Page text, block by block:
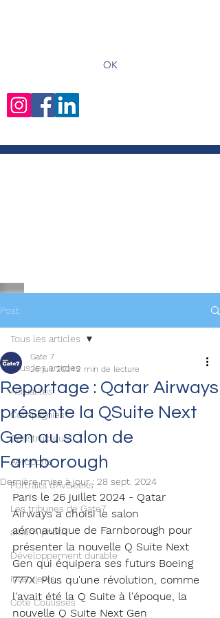
OK
Post
Tous les articles
Actualités
Compagnies
Constructeurs
Aéroports
Portraits d'AvGeeks
Les tribunes de Gate7
album photo
Développement durable
Interviews
Coté Coulisses
Tous les articles
Reportage : Qatar Airways
présente la QSuite Next
Gen au salon de
Farnborough
Gate 7
26 juil. 20242 min de lecture
Dernière mise à jour : 28 sept. 2024
Paris le 26 juillet 2024 - Qatar
Airways a choisi le salon
aéronautique de Farnborough pour
présenter la nouvelle Q Suite Next
Gen qui équipera ses futurs Boeing
777X. Plus qu'une révolution, comme
l'avait été la Q Suite à l'époque, la
nouvelle Q Suite Next Gen